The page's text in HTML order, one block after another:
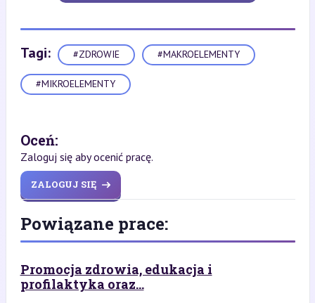
Tagi: #ZDROWIE #MAKROELEMENTY
#MIKROELEMENTY
Oceń:
Zaloguj się aby ocenić pracę.
ZALOGUJ SIĘ
Powiązane prace:
Promocja zdrowia, edukacja i
profilaktyka oraz...